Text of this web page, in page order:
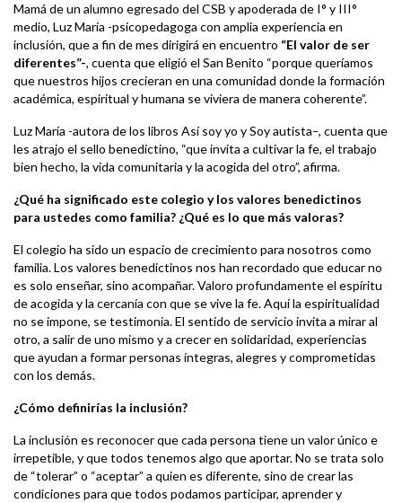
Mamá de un alumno egresado del CSB y apoderada de I° y III°
medio, Luz María -psicopedagoga con amplia experiencia en
inclusión, que a fin de mes dirigirá en encuentro “El valor de ser
diferentes”-, cuenta que eligió el San Benito “porque queríamos
que nuestros hijos crecieran en una comunidad donde la formación
académica, espiritual y humana se viviera de manera coherente”.
Luz María -autora de los libros Así soy yo y Soy autista–, cuenta que
les atrajo el sello benedictino, “que invita a cultivar la fe, el trabajo
bien hecho, la vida comunitaria y la acogida del otro”, afirma.
¿Qué ha significado este colegio y los valores benedictinos
para ustedes como familia? ¿Qué es lo que más valoras?
El colegio ha sido un espacio de crecimiento para nosotros como
familia. Los valores benedictinos nos han recordado que educar no
es solo enseñar, sino acompañar. Valoro profundamente el espíritu
de acogida y la cercanía con que se vive la fe. Aquí la espiritualidad
no se impone, se testimonia. El sentido de servicio invita a mirar al
otro, a salir de uno mismo y a crecer en solidaridad, experiencias
que ayudan a formar personas íntegras, alegres y comprometidas
con los demás.
¿Cómo definirías la inclusión?
La inclusión es reconocer que cada persona tiene un valor único e
irrepetible, y que todos tenemos algo que aportar. No se trata solo
de “tolerar” o “aceptar” a quien es diferente, sino de crear las
condiciones para que todos podamos participar, aprender y